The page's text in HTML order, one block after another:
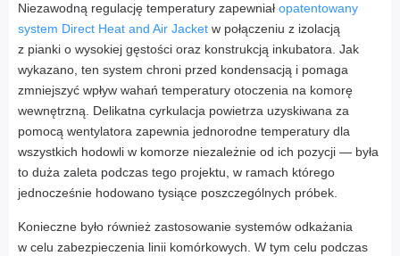
Niezawodną regulację temperatury zapewniał opatentowany
system Direct Heat and Air Jacket w połączeniu z izolacją
z pianki o wysokiej gęstości oraz konstrukcją inkubatora. Jak
wykazano, ten system chroni przed kondensacją i pomaga
zmniejszyć wpływ wahań temperatury otoczenia na komorę
wewnętrzną. Delikatna cyrkulacja powietrza uzyskiwana za
pomocą wentylatora zapewnia jednorodne temperatury dla
wszystkich hodowli w komorze niezależnie od ich pozycji — była
to duża zaleta podczas tego projektu, w ramach którego
jednocześnie hodowano tysiące poszczególnych próbek.
Konieczne było również zastosowanie systemów odkażania
w celu zabezpieczenia linii komórkowych. W tym celu podczas